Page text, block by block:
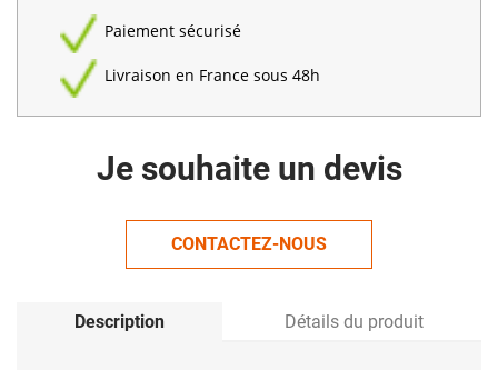
Paiement sécurisé
Livraison en France sous 48h
Je souhaite un devis
CONTACTEZ-NOUS
Description Détails du produit